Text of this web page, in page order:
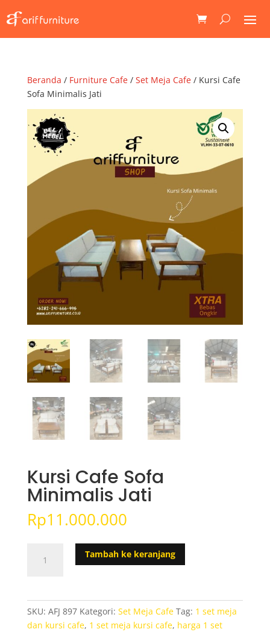
Beranda / Furniture Cafe/ Set Meja Cafe/ Kursi Cafe
Sofa Minimalis Jati
Kursi Cafe Sofa
Minimalis Jati
Rp11.000.000
Kursi
Jati
Tambah ke keranjang
SKU: AFJ 897 Kategori: Set Meja Cafe Tag: 1 set meja
dan kursi cafe, 1 set meja kursi cafe, harga 1 set